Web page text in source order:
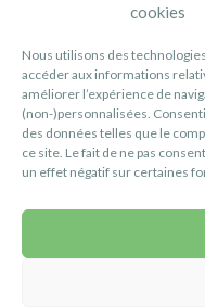
cookies
Nous utilisons des
accéder aux informations
améliorer l’expérience de
(non-)personnalisées.
des données telles que le
ce site. Le fait de ne pas
un effet négatif sur certaines
(418) 808-9566
#PETITERIVIÈRE
Suivez-nous
Politique de
Réalisation :Axe